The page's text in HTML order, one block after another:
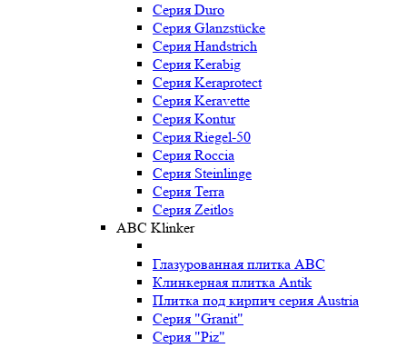
Серия Duro
Серия Glanzstücke
Серия Handstrich
Серия Kerabig
Серия Keraprotect
Серия Keravette
Серия Kontur
Серия Riegel-50
Серия Roccia
Серия Steinlinge
Серия Terra
Серия Zeitlos
ABC Klinker
Глазурованная плитка ABC
Клинкерная плитка Antik
Плитка под кирпич серия Austria
Серия "Granit"
Серия "Piz"